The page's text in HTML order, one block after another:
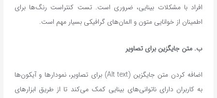
افراد با مشکلات بینایی، ضروری است. تست کنتراست رنگ‌ها برای
اطمینان از خوانایی متون و المان‌های گرافیکی بسیار مهم است.
ب. متن جایگزین برای تصاویر
اضافه کردن متن جایگزین (Alt text) برای تصاویر، نمودارها و آیکون‌ها
به کاربران دارای ناتوانی‌های بینایی کمک می‌کند تا از طریق ابزارهای